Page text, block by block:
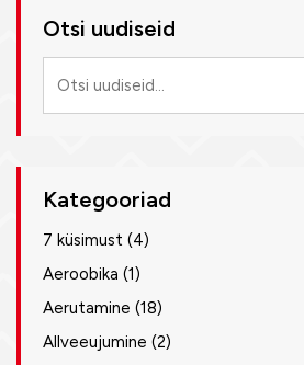
Otsi uudiseid
uudiseid
Kategooriad
7 küsimust (4)
Aeroobika (1)
Aerutamine (18)
Allveeujumine (2)